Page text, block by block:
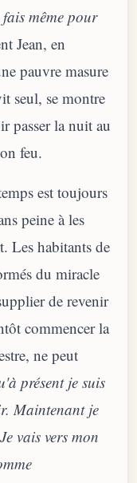
même pour
Jean, en
pauvre masure
seul, se montre
passer la nuit au
feu.
est toujours
peine à les
Les habitants de
du miracle
de revenir
commencer la
ne peut
présent je suis
Maintenant je
vais vers mon